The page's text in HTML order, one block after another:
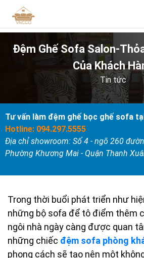
Đệm Ghế Sofa Salon-
Của Khách
Tin tức
Tư vấn làm đệm ghế bọc ghế sofa
Hotline: 094.297.5555
Địa chỉ showroom: Số 4 - ngõ 260
Phường Khương Mai - Quận Thanh
Trong thời buổi phát triển như
những bộ sofa để tô điểm thêm
ngôi nhà ngày càng được quan
những chiếc đệm sofa phòng
phong cách sẽ tạo nên một